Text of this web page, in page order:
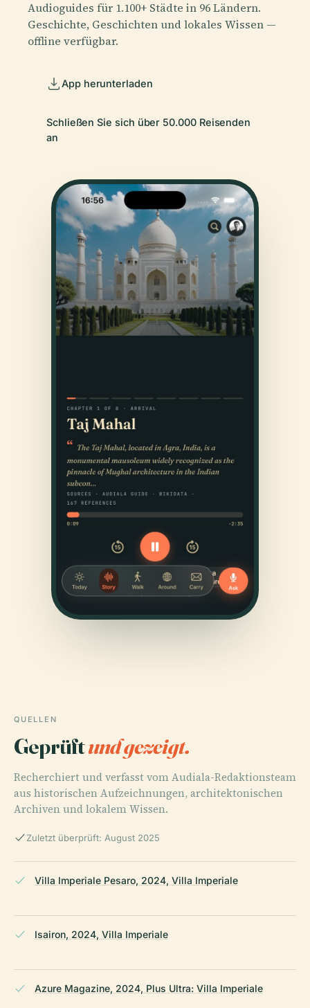
Audioguides für 1.100+ Städte in 96 Ländern.
Geschichte, Geschichten und lokales Wissen —
offline verfügbar.
App herunterladen
Schließen Sie sich über 50.000 Reisenden
an
QUELLEN
Geprüftund gezeigt.
Recherchiert und verfasst vom Audiala-Redaktionsteam
aus historischen Aufzeichnungen, architektonischen
Archiven und lokalem Wissen.
Zuletzt überprüft: August 2025
Villa Imperiale Pesaro, 2024, Villa Imperiale
Isairon, 2024, Villa Imperiale
Azure Magazine, 2024, Plus Ultra: Villa Imperiale